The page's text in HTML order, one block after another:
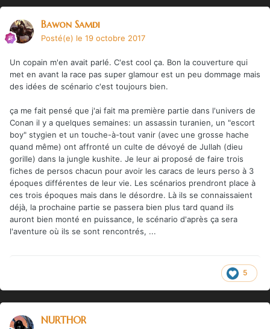
Bawon Samdi
Posté(e) le 19 octobre 2017
Un copain m'en avait parlé. C'est cool ça. Bon la couverture qui
met en avant la race pas super glamour est un peu dommage mais
des idées de scénario c'est toujours bien.
ça me fait pensé que j'ai fait ma première partie dans l'univers de
Conan il y a quelques semaines: un assassin turanien, un "escort
boy" stygien et un touche-à-tout vanir (avec une grosse hache
quand même) ont affronté un culte de dévoyé de Jullah (dieu
gorille) dans la jungle kushite. Je leur ai proposé de faire trois
fiches de persos chacun pour avoir les caracs de leurs perso à 3
époques différentes de leur vie. Les scénarios prendront place à
ces trois époques mais dans le désordre. Là ils se connaissaient
déjà, la prochaine partie se passera bien plus tard quand ils
auront bien monté en puissance, le scénario d'après ça sera
l'aventure où ils se sont rencontrés, ...
5
NURTHOR